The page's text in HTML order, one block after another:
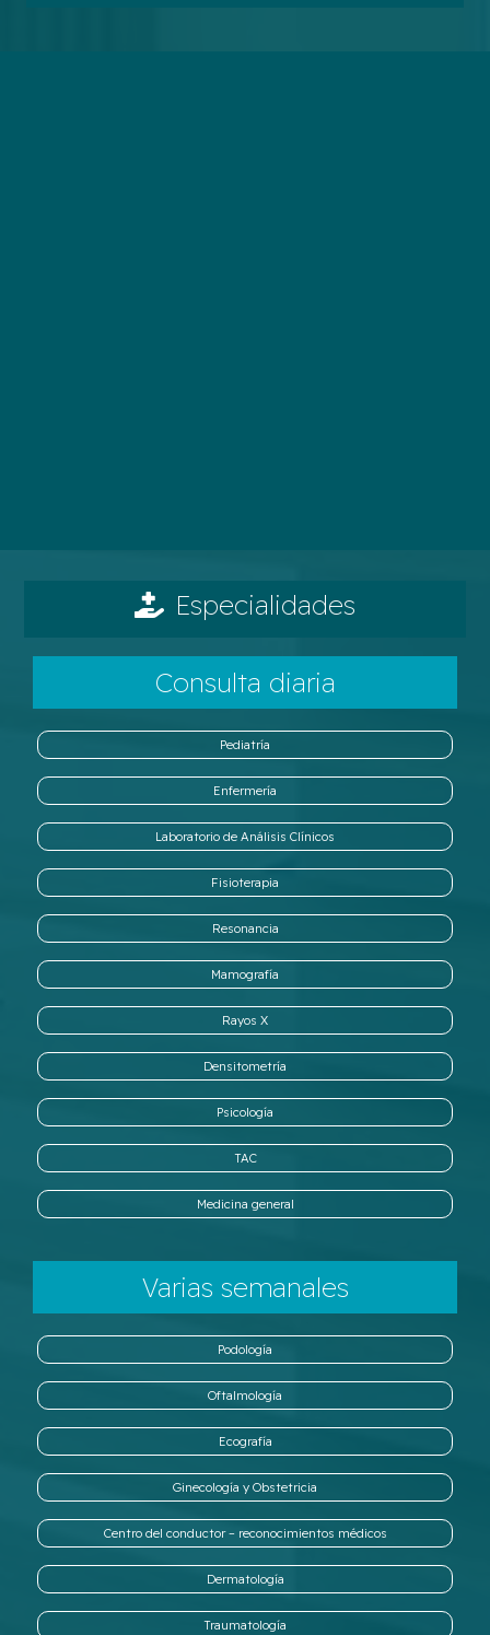
Especialidades
Consulta diaria
Pediatría
Enfermería
Laboratorio de Análisis Clínicos
Fisioterapia
Resonancia
Mamografía
Rayos X
Densitometría
Psicología
TAC
Medicina general
Varias semanales
Podología
Oftalmología
Ecografía
Ginecología y Obstetricia
Centro del conductor – reconocimientos médicos
Dermatología
Traumatología